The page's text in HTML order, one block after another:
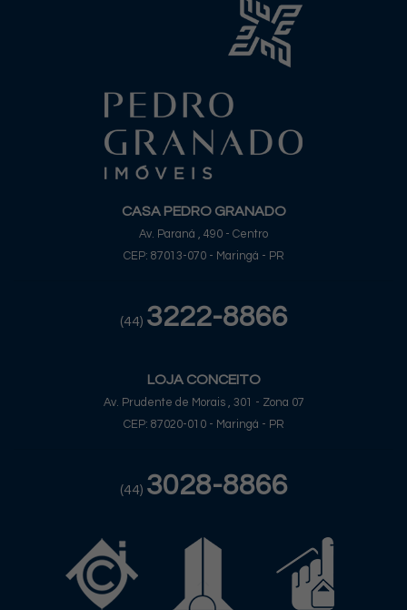
CASA PEDRO GRANADO
Av. Paraná , 490 - Centro
CEP: 87013-070 - Maringá - PR
(44) 3222-8866
LOJA CONCEITO
Av. Prudente de Morais , 301 - Zona 07
CEP: 87020-010 - Maringá - PR
(44) 3028-8866